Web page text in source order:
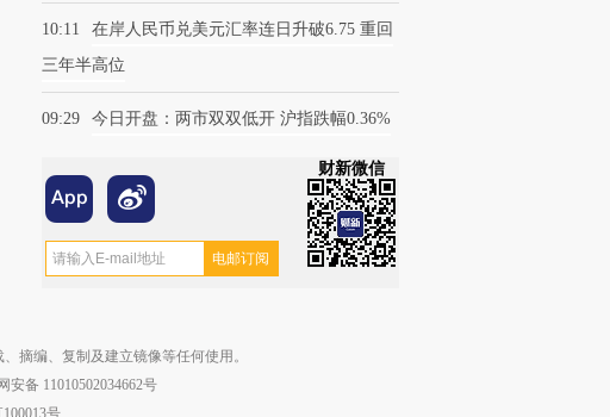
10:11
在岸人民币兑美元汇率连日升破6.75 重回
三年半高位
09:29 今日开盘：两市双双低开 沪指跌幅0.36%
财新微信
摘编、复制及建立镜像等任何使用。
安备 11010502034662号
号